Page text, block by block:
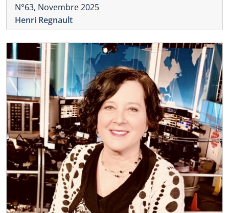
N°63, Novembre 2025
Henri Regnault